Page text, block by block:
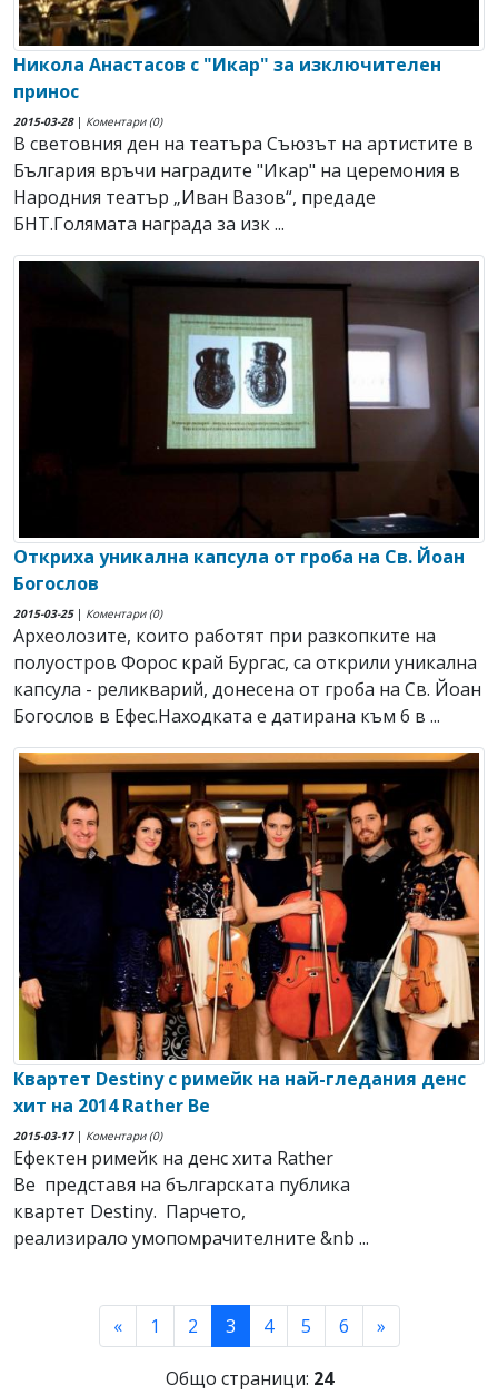
Никола Анастасов с "Икар" за изключителен
принос
2015-03-28| Коментари (0)
В световния ден на театъра Съюзът на артистите в
България връчи наградите "Икар" на церемония в
Народния театър „Иван Вазов“, предаде
БНТ.Голямата награда за изк ...
Откриха уникална капсула от гроба на Св. Йоан
Богослов
2015-03-25| Коментари (0)
Археолозите, които работят при разкопките на
полуостров Форос край Бургас, са открили уникална
капсула - реликварий, донесена от гроба на Св. Йоан
Богослов в Ефес.Находката е датирана към 6 в ...
Квартет Destiny с римейк на най-гледания денс
хит на 2014 Rather Be
2015-03-17| Коментари (0)
Ефектен римейк на денс хита Rather
Be представя на българската публика
квартет Destiny. Парчето,
реализирало умопомрачителните &nb ...
« 1 2 3(current)
4 5 6 »
Общо страници: 24